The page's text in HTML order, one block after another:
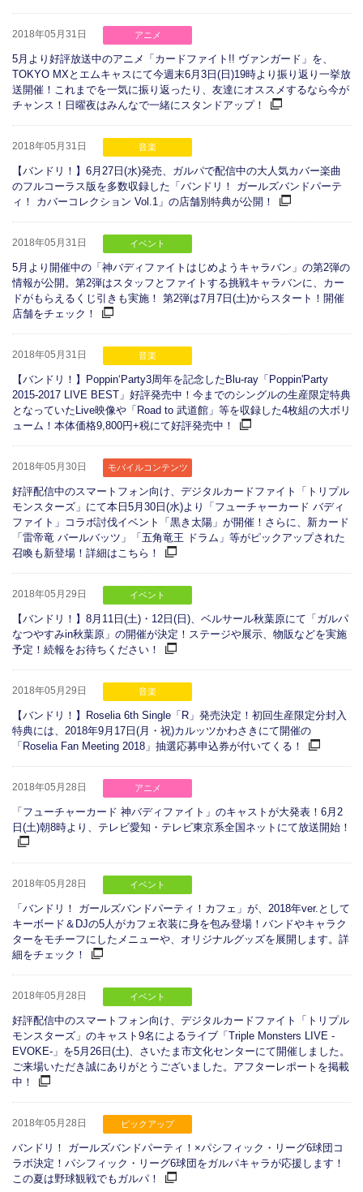
2018年05月31日 アニメ
5月より好評放送中のアニメ「カードファイト!! ヴァンガード」を、
TOKYO MXとエムキャスにて今週末6月3日(日)19時より振り返り一挙放
送開催！これまでを一気に振り返ったり、友達にオススメするなら今が
チャンス！日曜夜はみんなで一緒にスタンドアップ！
2018年05月31日 音楽
【バンドリ！】6月27日(水)発売、ガルパで配信中の大人気カバー楽曲
のフルコーラス版を多数収録した「バンドリ！ ガールズバンドパーテ
ィ！ カバーコレクション Vol.1」の店舗別特典が公開！
2018年05月31日 イベント
5月より開催中の「神バディファイトはじめようキャラバン」の第2弾の
情報が公開。第2弾はスタッフとファイトする挑戦キャラバンに、カー
ドがもらえるくじ引きも実施！ 第2弾は7月7日(土)からスタート！開催
店舗をチェック！
2018年05月31日 音楽
【バンドリ！】Poppin‘Party3周年を記念したBlu-ray「Poppin'Party
2015-2017 LIVE BEST」好評発売中！今までのシングルの生産限定特典
となっていたLive映像や「Road to 武道館」等を収録した4枚組の大ボリ
ューム！本体価格9,800円+税にて好評発売中！
2018年05月30日 モバイルコンテンツ
好評配信中のスマートフォン向け、デジタルカードファイト「トリプル
モンスターズ」にて本日5月30日(水)より「フューチャーカード バディ
ファイト」コラボ討伐イベント「黒き太陽」が開催！さらに、新カード
「雷帝竜 バールバッツ」「五角竜王 ドラム」等がピックアップされた
召喚も新登場！詳細はこちら！
2018年05月29日 イベント
【バンドリ！】8月11日(土)・12日(日)、ベルサール秋葉原にて「ガルパ
なつやすみin秋葉原」の開催が決定！ステージや展示、物販などを実施
予定！続報をお待ちください！
2018年05月29日 音楽
【バンドリ！】Roselia 6th Single「R」発売決定！初回生産限定分封入
特典には、2018年9月17日(月・祝)カルッツかわさきにて開催の
「Roselia Fan Meeting 2018」抽選応募申込券が付いてくる！
2018年05月28日 アニメ
「フューチャーカード 神バディファイト」のキャストが大発表！6月2
日(土)朝8時より、テレビ愛知・テレビ東京系全国ネットにて放送開始！
2018年05月28日 イベント
「バンドリ！ ガールズバンドパーティ！カフェ」が、2018年ver.として
キーボード＆DJの5人がカフェ衣装に身を包み登場！バンドやキャラク
ターをモチーフにしたメニューや、オリジナルグッズを展開します。詳
細をチェック！
2018年05月28日 イベント
好評配信中のスマートフォン向け、デジタルカードファイト「トリプル
モンスターズ」のキャスト9名によるライブ「Triple Monsters LIVE -
EVOKE-」を5月26日(土)、さいたま市文化センターにて開催しました。
ご来場いただき誠にありがとうございました。アフターレポートを掲載
中！
2018年05月28日 ピックアップ
バンドリ！ ガールズバンドパーティ！×パシフィック・リーグ6球団コ
ラボ決定！パシフィック・リーグ6球団をガルパキャラが応援します！
この夏は野球観戦でもガルパ！